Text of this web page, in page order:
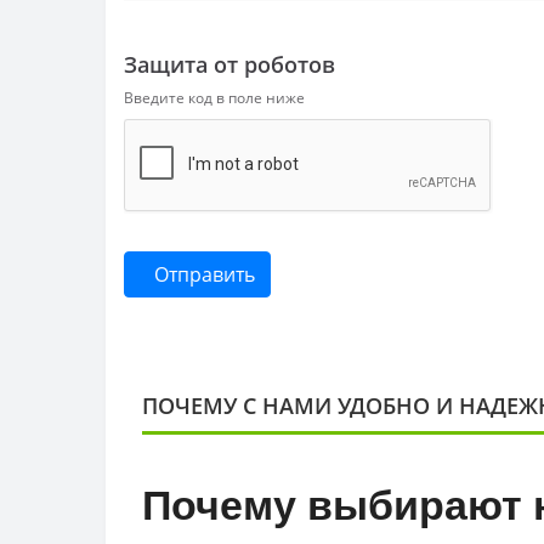
Защита от роботов
Введите код в поле ниже
Отправить
ПОЧЕМУ С НАМИ УДОБНО И
Почему выбирают